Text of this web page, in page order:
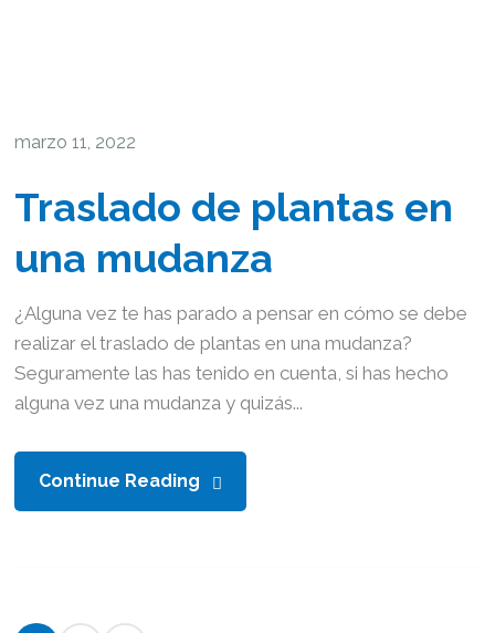
marzo 11, 2022
Traslado de plantas en
una mudanza
¿Alguna vez te has parado a pensar en cómo se debe
realizar el traslado de plantas en una mudanza?
Seguramente las has tenido en cuenta, si has hecho
alguna vez una mudanza y quizás...
Continue Reading